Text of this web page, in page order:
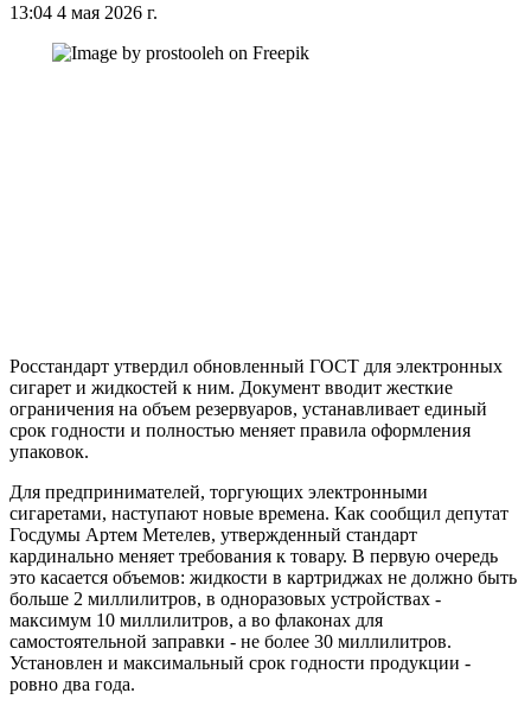
13:04 4 мая 2026 г.
Росстандарт утвердил обновленный ГОСТ для электронных
сигарет и жидкостей к ним. Документ вводит жесткие
ограничения на объем резервуаров, устанавливает единый
срок годности и полностью меняет правила оформления
упаковок.
Для предпринимателей, торгующих электронными
сигаретами, наступают новые времена. Как сообщил депутат
Госдумы Артем Метелев, утвержденный стандарт
кардинально меняет требования к товару. В первую очередь
это касается объемов: жидкости в картриджах не должно быть
больше 2 миллилитров, в одноразовых устройствах -
максимум 10 миллилитров, а во флаконах для
самостоятельной заправки - не более 30 миллилитров.
Установлен и максимальный срок годности продукции -
ровно два года.